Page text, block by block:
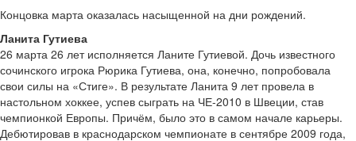
Концовка марта оказалась насыщенной на дни рождений.
Ланита Гутиева
26 марта 26 лет исполняется Ланите Гутиевой. Дочь известного
сочинского игрока Рюрика Гутиева, она, конечно, попробовала
свои силы на «Стиге». В результате Ланита 9 лет провела в
настольном хоккее, успев сыграть на ЧЕ-2010 в Швеции, став
чемпионкой Европы. Причём, было это в самом начале карьеры.
Дебютировав в краснодарском чемпионате в сентябре 2009 года,